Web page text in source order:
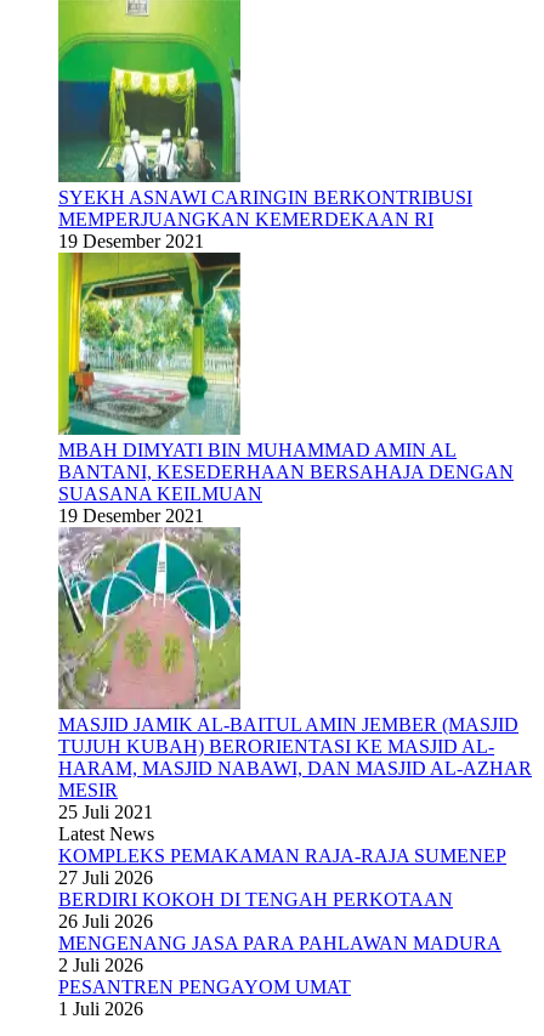
SYEKH ASNAWI CARINGIN BERKONTRIBUSI
MEMPERJUANGKAN KEMERDEKAAN RI
19 Desember 2021
MBAH DIMYATI BIN MUHAMMAD AMIN AL
BANTANI, KESEDERHAAN BERSAHAJA DENGAN
SUASANA KEILMUAN
19 Desember 2021
MASJID JAMIK AL-BAITUL AMIN JEMBER (MASJID
TUJUH KUBAH) BERORIENTASI KE MASJID AL-
HARAM, MASJID NABAWI, DAN MASJID AL-AZHAR
MESIR
25 Juli 2021
Latest News
KOMPLEKS PEMAKAMAN RAJA-RAJA SUMENEP
27 Juli 2026
BERDIRI KOKOH DI TENGAH PERKOTAAN
26 Juli 2026
MENGENANG JASA PARA PAHLAWAN MADURA
2 Juli 2026
PESANTREN PENGAYOM UMAT
1 Juli 2026